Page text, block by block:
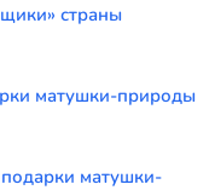
страны
матушки-природы
матушки-